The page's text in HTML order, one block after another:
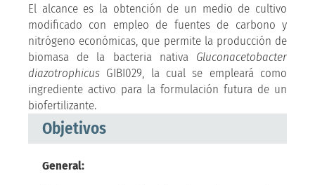
El alcance es la obtención de un medio de cultivo
modificado con empleo de fuentes de carbono y
nitrógeno económicas, que permite la producción de
biomasa de la bacteria nativa Gluconacetobacter
diazotrophicus GIBI029, la cual se empleará como
ingrediente activo para la formulación futura de un
biofertilizante.
Objetivos
General: